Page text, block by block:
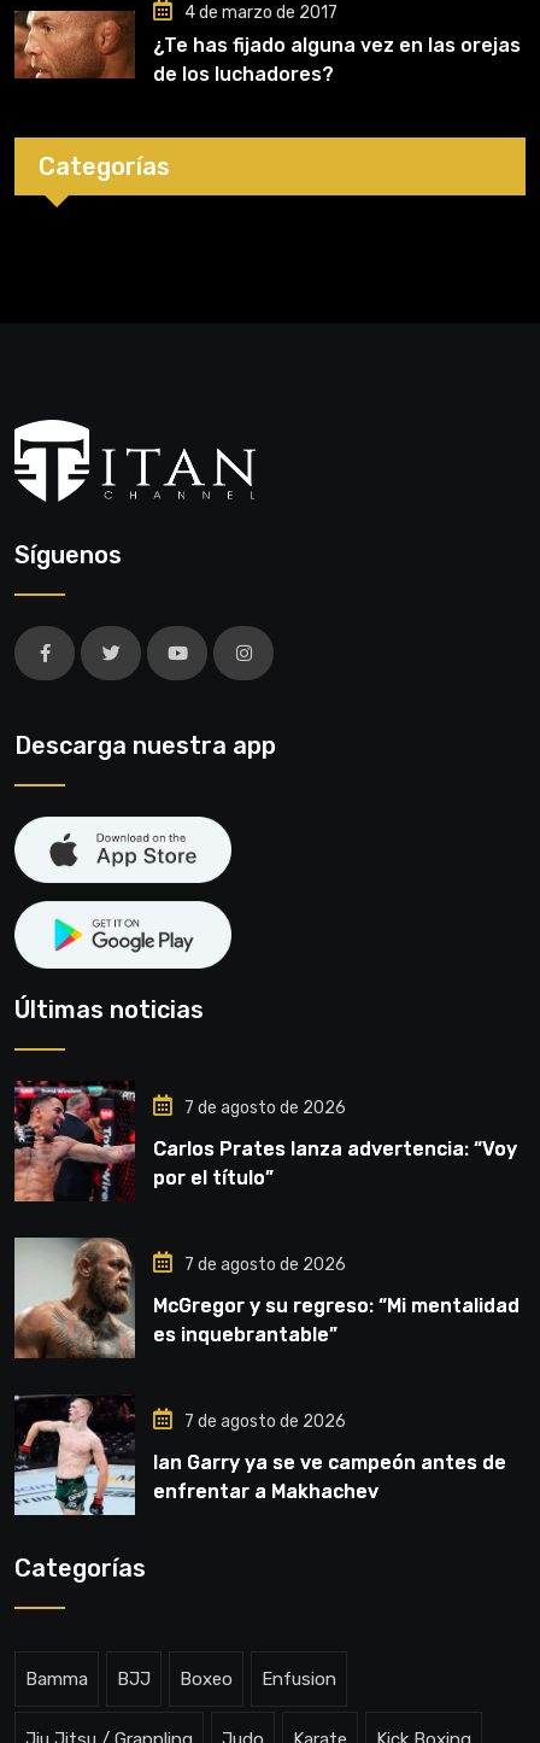
4 de marzo de 2017
¿Te has fijado alguna vez en las orejas
de los luchadores?
Categorías
Síguenos
Descarga nuestra app
Últimas noticias
7 de agosto de 2026
Carlos Prates lanza advertencia: “Voy
por el título”
7 de agosto de 2026
McGregor y su regreso: “Mi mentalidad
es inquebrantable”
7 de agosto de 2026
Ian Garry ya se ve campeón antes de
enfrentar a Makhachev
Categorías
Bamma BJJ Boxeo Enfusion